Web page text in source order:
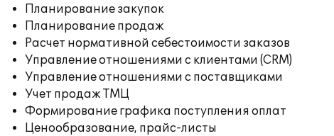
Планирование закупок
Планирование продаж
Расчет нормативной себестоимости заказов
Управление отношениями с клиентами (CRM)
Управление отношениями с поставщиками
Учет продаж ТМЦ
Формирование графика поступления оплат
Ценообразование, прайс-листы